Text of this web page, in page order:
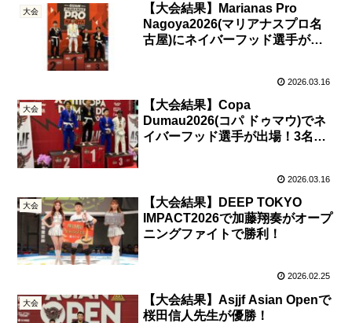
大会
【大会結果】Marianas Pro
Nagoya2026(マリアナスプロ名
古屋)にネイバーフッド選手が出
2026.03.16
大会
【大会結果】Copa
Dumau2026(コパ ドゥマウ)でネ
イバーフッド選手が出場！3名が
2026.03.16
大会
【大会結果】DEEP TOKYO
IMPACT2026で加藤翔奏がオープ
ニングファイトで勝利！
2026.02.25
大会
【大会結果】Asjjf Asian Openで
桜田信人先生が優勝！